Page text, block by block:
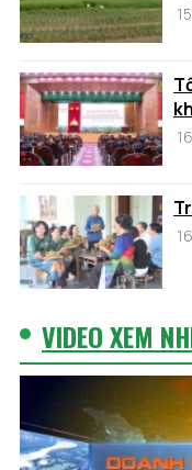
VIDEO XEM